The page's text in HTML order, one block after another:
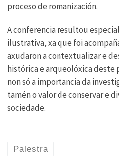
proceso de romanización.
A conferencia resultou
ilustrativa, xa que foi
axudaron a contextualizar e
histórica e arqueolóxica deste
non só a importancia da
tamén o valor de conservar e
sociedade.
Palestra